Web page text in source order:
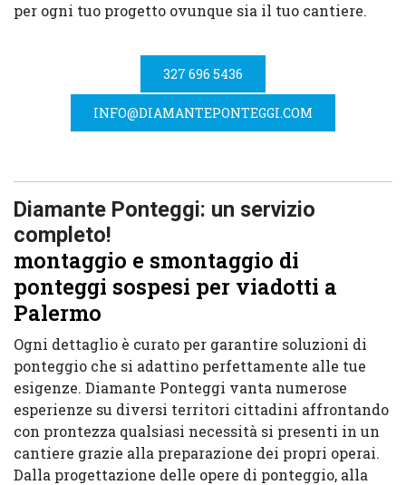
per ogni tuo progetto ovunque sia il tuo cantiere.
327 696 5436
INFO@DIAMANTEPONTEGGI.COM
Diamante Ponteggi: un servizio
completo!
montaggio e smontaggio di
ponteggi sospesi per viadotti a
Palermo
Ogni dettaglio è curato per garantire soluzioni di
ponteggio che si adattino perfettamente alle tue
esigenze. Diamante Ponteggi vanta numerose
esperienze su diversi territori cittadini affrontando
con prontezza qualsiasi necessità si presenti in un
cantiere grazie alla preparazione dei propri operai.
Dalla progettazione delle opere di ponteggio, alla